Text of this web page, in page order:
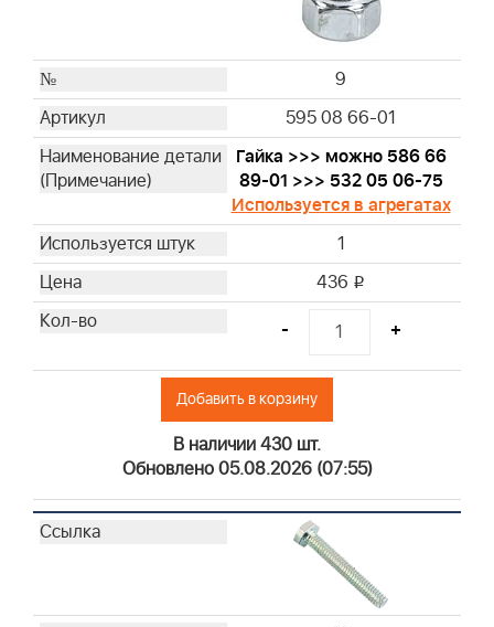
9
595 08 66-01
Гайка >>> можно 586 66
89-01 >>> 532 05 06-75
Используется в агрегатах
1
436 i
- +
Добавить в корзину
В наличии 430 шт.
Обновлено 05.08.2026 (07:55)